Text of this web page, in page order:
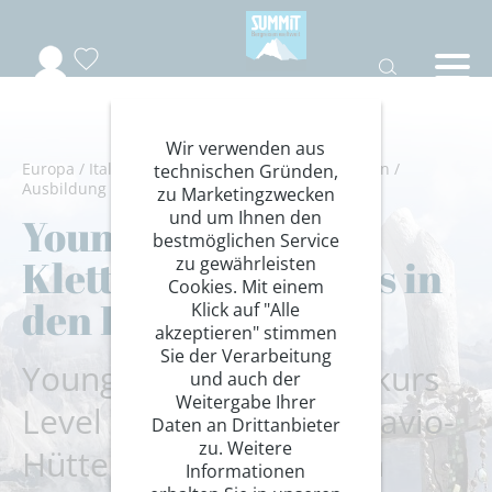
Europa / Italien Südtirol/Dolomiten-Drei Zinnen /
Ausbildung
Kletterkurse
Young Summits:
Klettern Grundkurs in
den Dolomiten
Young Summits Kletterkurs
Level 1 auf der Fonda-Savio-
Hütte in den Dolomiten
Wir verwenden aus
technischen Gründen,
zu Marketingzwecken
und um Ihnen den
bestmöglichen Service
zu gewährleisten
Cookies. Mit einem
Klick auf "Alle
akzeptieren" stimmen
Sie der Verarbeitung
und auch der
Weitergabe Ihrer
Daten an Drittanbieter
zu. Weitere
Informationen